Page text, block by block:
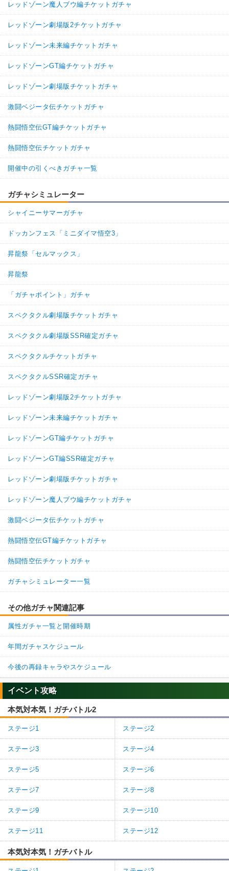
レッドゾーン魔人ブウ編チケットガチャ
レッドゾーン劇場版2チケットガチャ
レッドゾーン未来編チケットガチャ
レッドゾーンGT編チケットガチャ
レッドゾーン劇場版チケットガチャ
激闘ベジータ伝チケットガチャ
熱闘悟空伝GT編チケットガチャ
熱闘悟空伝チケットガチャ
開催中の引くべきガチャ一覧
ガチャシミュレーター
シャイニーサマーガチャ
ドッカンフェス「ミニダイマ悟空3」
昇龍祭「セルマックス」
昇龍祭
「ガチャポイント」ガチャ
スペクタクル劇場版チケットガチャ
スペクタクル劇場版SSR確定ガチャ
スペクタクルチケットガチャ
スペクタクルSSR確定ガチャ
レッドゾーン劇場版2チケットガチャ
レッドゾーン未来編チケットガチャ
レッドゾーンGT編チケットガチャ
レッドゾーンGT編SSR確定ガチャ
レッドゾーン劇場版チケットガチャ
レッドゾーン魔人ブウ編チケットガチャ
激闘ベジータ伝チケットガチャ
熱闘悟空伝GT編チケットガチャ
熱闘悟空伝チケットガチャ
ガチャシミュレーター一覧
その他ガチャ関連記事
属性ガチャ一覧と開催時期
年間ガチャスケジュール
今後の再録キャラやスケジュール
イベント攻略
本気対本気！ガチバトル2
ステージ1 ステージ2
ステージ3 ステージ4
ステージ5 ステージ6
ステージ7 ステージ8
ステージ9 ステージ10
ステージ11 ステージ12
本気対本気！ガチバトル